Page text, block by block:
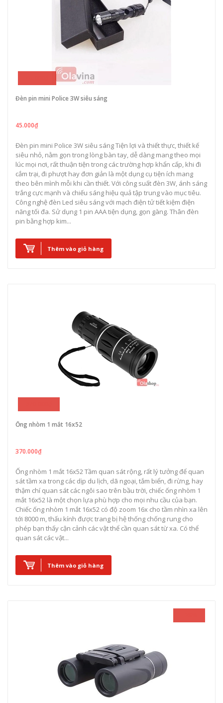
Đèn pin mini Police 3W siêu sáng
45.000₫
Đèn pin mini Police 3W siêu sáng Tiện lợi và thiết thực, thiết kế
siêu nhỏ, nằm gọn trong lòng bàn tay, dễ dàng mang theo mọi
lúc mọi nơi, rất thuận tiện trong các trường hợp khẩn cấp, khi đi
cắm trại, đi phượt hay đơn giản là một dụng cụ tiện ích mang
theo bên mình mỗi khi cần thiết. Với công suất đèn 3W, ánh sáng
trắng cực mạnh và chiếu sáng hiệu quả tập trung vào mục tiêu.
Công nghệ đèn Led siêu sáng với mạch điện tử tiết kiệm điện
năng tối đa. Sử dụng 1 pin AAA tiện dụng, gọn gàng. Thân đèn
pin bằng hợp kim...
Thêm vào giỏ hàng
Ống nhòm 1 mắt 16x52
370.000₫
Ống nhòm 1 mắt 16x52 Tầm quan sát rộng, rất lý tưởng để quan
sát tầm xa trong các dịp du lịch, dã ngoại, tắm biển, đi rừng, hay
thậm chí quan sát các ngôi sao trên bầu trời, chiếc ống nhòm 1
mắt 16x52 là một chọn lựa phù hợp cho mọi nhu cầu của bạn.
Chiếc ống nhòm 1 mắt 16x52 có độ zoom 16x cho tầm nhìn xa lên
tới 8000 m, thấu kính được trang bị hệ thống chống rung cho
phép bạn thấy cận cảnh các vật thể cần quan sát từ xa. Có thể
quan sát các vật...
Thêm vào giỏ hàng